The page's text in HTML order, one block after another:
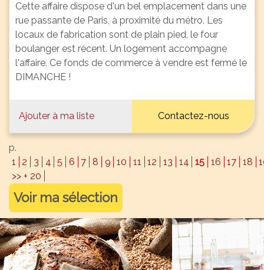
Cette affaire dispose d'un bel emplacement dans une
rue passante de Paris, à proximité du métro. Les
locaux de fabrication sont de plain pied, le four
boulanger est récent. Un logement accompagne
l'affaire. Ce fonds de commerce à vendre est fermé le
DIMANCHE !
Ajouter à ma liste Contactez-nous
p.
1
2 3 4 5 6 7 8 9 10 11 12 13 14 15 16 17 18
>> + 20
Voir ma sélection